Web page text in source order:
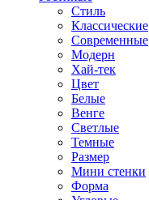
Стиль
Классические
Современные
Модерн
Хай-тек
Цвет
Белые
Венге
Светлые
Темные
Размер
Мини стенки
Форма